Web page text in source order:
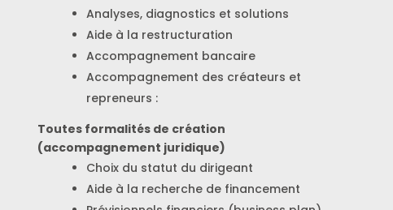
Analyses, diagnostics et solutions
Aide à la restructuration
Accompagnement bancaire
Accompagnement des créateurs et
repreneurs :
Toutes formalités de création
(accompagnement juridique)
Choix du statut du dirigeant
Aide à la recherche de financement